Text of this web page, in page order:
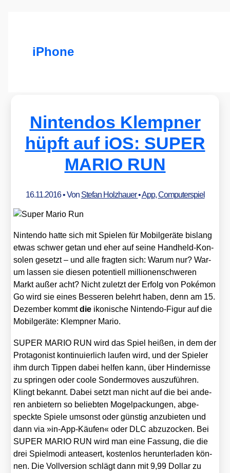
iPhone
Nintendos Klempner
hüpft auf iOS: SUPER
MARIO RUN
16.11.2016• Von Stefan Holzhauer•App,Computerspiel
Nin­ten­do hat­te sich mit Spie­len für Mobil­ge­rä­te bis­lang
etwas schwer getan und eher auf sei­ne Hand­held-Kon­
so­len gesetzt – und alle frag­ten sich: War­um nur? War­
um las­sen sie die­sen poten­ti­ell mil­lio­nen­schwe­ren
Markt außer acht? Nicht zuletzt der Erfolg von Poké­mon
Go wird sie eines Bes­se­ren belehrt haben, denn am 15.
Dezem­ber kommtdie iko­ni­sche Nin­ten­do-Figur auf die
Mobil­ge­rä­te: Klemp­ner Mario.
SUPER MARIO RUN wird das Spiel hei­ßen, in dem der
Prot­ago­nist kon­ti­nu­ier­lich lau­fen wird, und der Spie­ler
ihm durch Tip­pen dabei hel­fen kann, über Hin­der­nis­se
zu sprin­gen oder coo­le Son­der­mo­ves aus­zu­füh­ren.
Klingt bekannt. Dabei setzt man nicht auf die bei ande­
ren anbie­tern so belieb­ten Mogel­pa­ckun­gen, abge­
speck­te Spie­le umsonst oder güns­tig anzu­bie­ten und
dann via »in-App-Käu­fen« oder DLC abzu­zo­cken. Bei
SUPER MARIO RUN wird man eine Fas­sung, die die
drei Spiel­mo­di anteasert, kos­ten­los her­un­ter­la­den kön­
nen. Die Voll­ver­si­on schlägt dann mit 9,99 Dol­lar zu